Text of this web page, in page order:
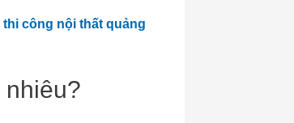
thi công nội thất quảng
nhiêu?